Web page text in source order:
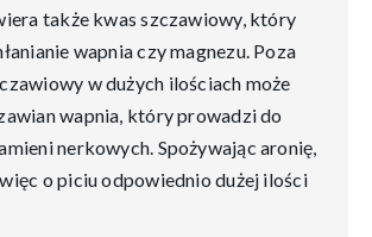
także kwas szczawiowy, który
wapnia czy magnezu. Poza
w dużych ilościach może
wapnia, który prowadzi do
nerkowych. Spożywając aronię,
o piciu odpowiednio dużej ilości